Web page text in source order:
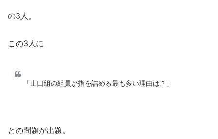
の3人。
この3人に
「山口組の組員が指を詰める最も多い理由は？」
との問題が出題。